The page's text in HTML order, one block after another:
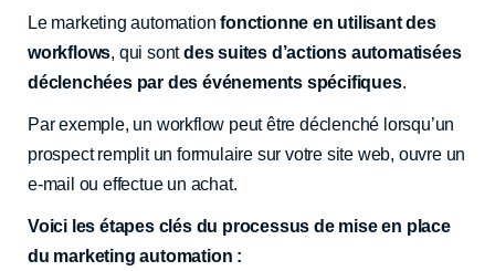
Le marketing automationfonctionne en utilisant des
workflows, qui sontdes suites d’actions automatisées
déclenchées par des événements spécifiques.
Par exemple, un workflow peut être déclenché lorsqu’un
prospect remplit un formulaire sur votre site web, ouvre un
e-mail ou effectue un achat.
Voici les étapes clés du processus de mise en place
du marketing automation :